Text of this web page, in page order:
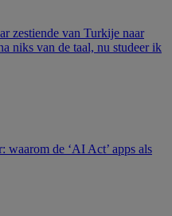
zestiende van Turkije naar
niks van de taal, nu studeer ik
waarom de ‘AI Act’ apps als